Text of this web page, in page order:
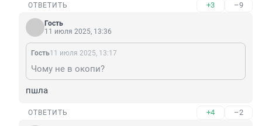
ОТВЕТИТЬ +3 –9
Гость
11 июля 2025, 13:36
Гость11 июля 2025, 13:17
Чому не в окопи?
пшла
ОТВЕТИТЬ +4 –2